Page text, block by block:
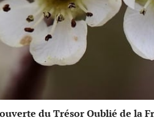
du Trésor Oublié de la